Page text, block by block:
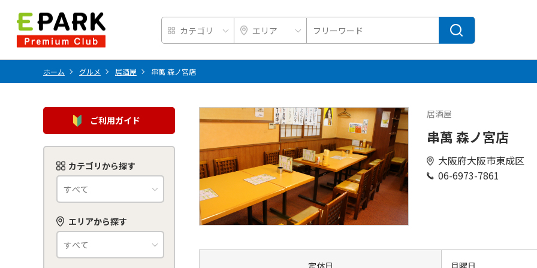
ホーム グルメ 居酒屋 串萬 森ノ宮店
ご利用ガイド
カテゴリから探す
エリアから探す
居酒屋
串萬 森ノ宮店
大阪府大阪市東成区
06-6973-7861
定休日 月曜日